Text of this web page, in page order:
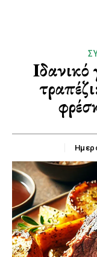
Ιδανικό